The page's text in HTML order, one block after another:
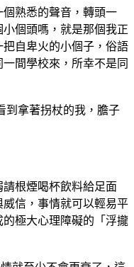
熟悉的聲音，轉頭一
個頭嗎，就是那個我正
自卑火的小個子，俗語
間學校來，所幸不是同
拿著拐杖的我，膽子
根煙喝杯飲料給足面
信，事情就可以輕易平
極大心理障礙的「浮攏